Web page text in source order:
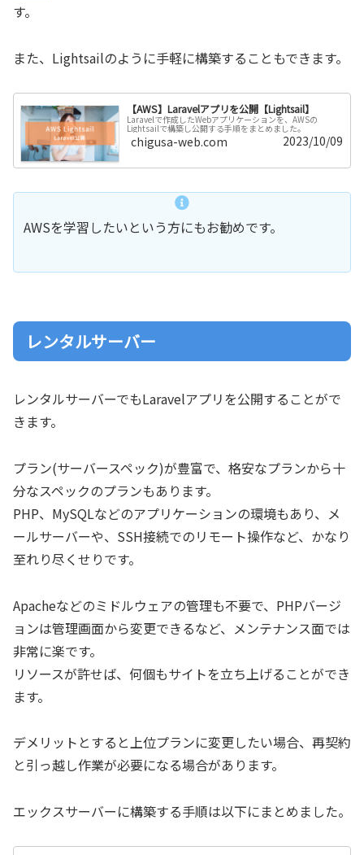
す。
また、Lightsailのように手軽に構築することもできます。
【AWS】Laravelアプリを公開【Lightsail】
Laravelで作成したWebアプリケーションを、AWSの
Lightsailで構築し公開する手順をまとめました。
chigusa-web.com 2023/10/09
AWSを学習したいという方にもお勧めです。
レンタルサーバー
レンタルサーバーでもLaravelアプリを公開することがで
きます。
プラン(サーバースペック)が豊富で、格安なプランから十
分なスペックのプランもあります。
PHP、MySQLなどのアプリケーションの環境もあり、メ
ールサーバーや、SSH接続でのリモート操作など、かなり
至れり尽くせりです。
Apacheなどのミドルウェアの管理も不要で、PHPバージ
ョンは管理画面から変更できるなど、メンテナンス面では
非常に楽です。
リソースが許せば、何個もサイトを立ち上げることができ
ます。
デメリットとすると上位プランに変更したい場合、再契約
と引っ越し作業が必要になる場合があります。
エックスサーバーに構築する手順は以下にまとめました。